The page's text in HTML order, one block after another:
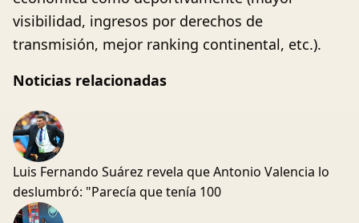
visibilidad, ingresos por derechos de
transmisión, mejor ranking continental, etc.).
Noticias relacionadas
Luis Fernando Suárez revela que Antonio Valencia lo
deslumbró: "Parecía que tenía 100